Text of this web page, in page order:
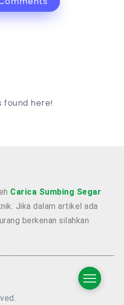
found here!
Carica Sumbing Segar
Jika dalam artikel ada
berkenan silahkan